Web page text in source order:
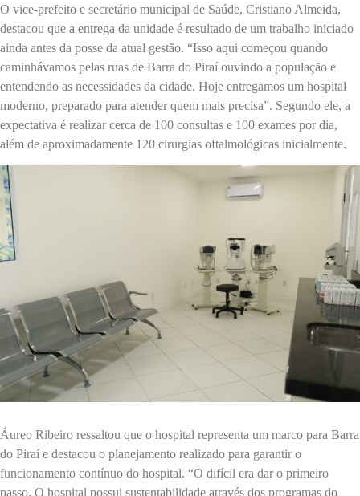
O vice-prefeito e secretário municipal de Saúde, Cristiano Almeida,
destacou que a entrega da unidade é resultado de um trabalho iniciado
ainda antes da posse da atual gestão. “Isso aqui começou quando
caminhávamos pelas ruas de Barra do Piraí ouvindo a população e
entendendo as necessidades da cidade. Hoje entregamos um hospital
moderno, preparado para atender quem mais precisa”. Segundo ele, a
expectativa é realizar cerca de 100 consultas e 100 exames por dia,
além de aproximadamente 120 cirurgias oftalmológicas inicialmente.
Áureo Ribeiro ressaltou que o hospital representa um marco para Barra
do Piraí e destacou o planejamento realizado para garantir o
funcionamento contínuo do hospital. “O difícil era dar o primeiro
passo. O hospital possui sustentabilidade através dos programas do